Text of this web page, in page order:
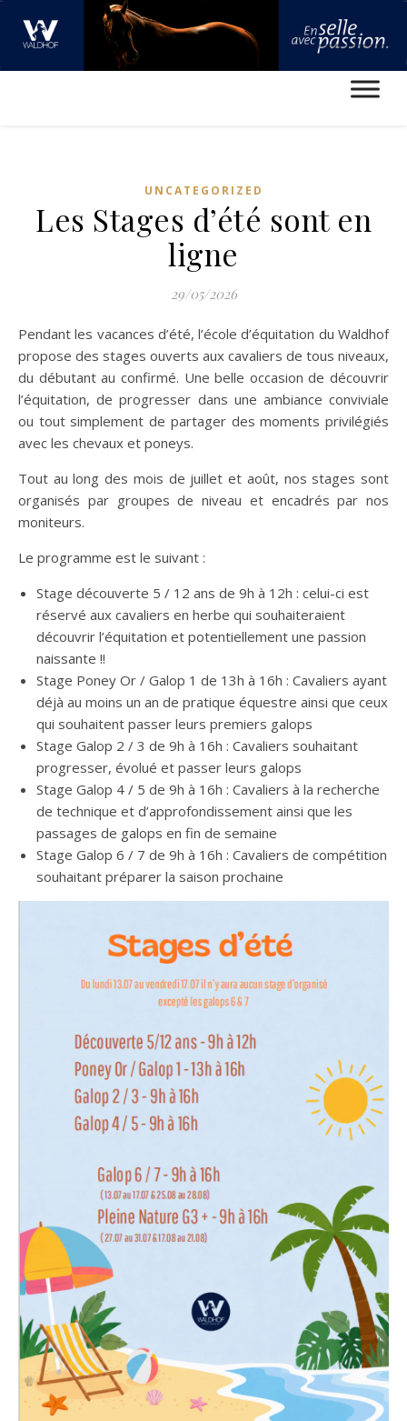
UNCATEGORIZED
Les Stages d’été sont en
ligne
29/05/2026
Pendant les vacances d’été, l’école d’équitation du Waldhof
propose des stages ouverts aux cavaliers de tous niveaux,
du débutant au confirmé. Une belle occasion de découvrir
l’équitation, de progresser dans une ambiance conviviale
ou tout simplement de partager des moments privilégiés
avec les chevaux et poneys.
Tout au long des mois de juillet et août, nos stages sont
organisés par groupes de niveau et encadrés par nos
moniteurs.
Le programme est le suivant :
Stage découverte 5 / 12 ans de 9h à 12h : celui-ci est
réservé aux cavaliers en herbe qui souhaiteraient
découvrir l’équitation et potentiellement une passion
naissante !!
Stage Poney Or / Galop 1 de 13h à 16h : Cavaliers ayant
déjà au moins un an de pratique équestre ainsi que ceux
qui souhaitent passer leurs premiers galops
Stage Galop 2 / 3 de 9h à 16h : Cavaliers souhaitant
progresser, évolué et passer leurs galops
Stage Galop 4 / 5 de 9h à 16h : Cavaliers à la recherche
de technique et d’approfondissement ainsi que les
passages de galops en fin de semaine
Stage Galop 6 / 7 de 9h à 16h : Cavaliers de compétition
souhaitant préparer la saison prochaine